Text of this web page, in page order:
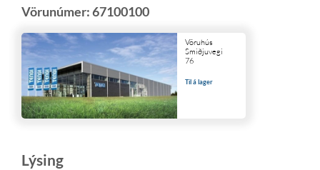
Vörunúmer:67100100
Vöruhús
Smiðjuvegi
76
Til á lager
Lýsing